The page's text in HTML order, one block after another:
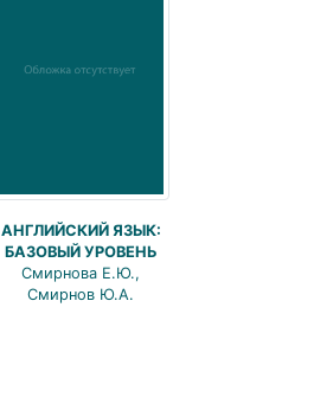
АНГЛИЙСКИЙ ЯЗЫК:
БАЗОВЫЙ УРОВЕНЬ
Смирнова Е.Ю.,
Смирнов Ю.А.